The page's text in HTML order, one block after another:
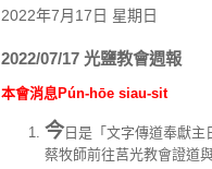
2022年7月17日 星期日
2022/07/17 光鹽教會週報
本會消息Pún-hōe siau-sit
今日是「文字傳道奉獻主
蔡牧師前往莒光教會證道